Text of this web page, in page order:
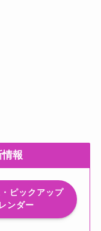
報
ピックアップ
ンダー